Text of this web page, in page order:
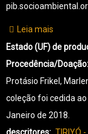
Leia mais
TR-
TIRIYÓ-
Estado (UF) de
Procedência/Doação
Protásio Frikel,
coleção foi cedida
Janeiro de 2018.